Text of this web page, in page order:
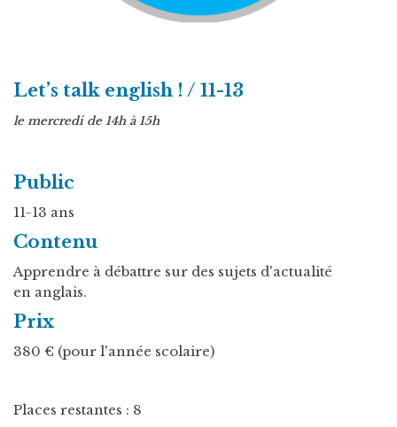
Let’s talk english ! / 11-13
le mercredi de 14h à 15h
Public
11-13 ans
Contenu
Apprendre à débattre sur des sujets d'actualité
en anglais.
Prix
380 € (pour l'année scolaire)
Places restantes : 8